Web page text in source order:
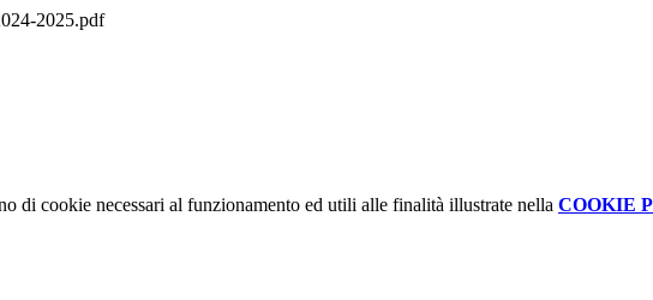
2025.pdf
di cookie necessari al funzionamento ed utili alle finalità illustrate nella COOKIE